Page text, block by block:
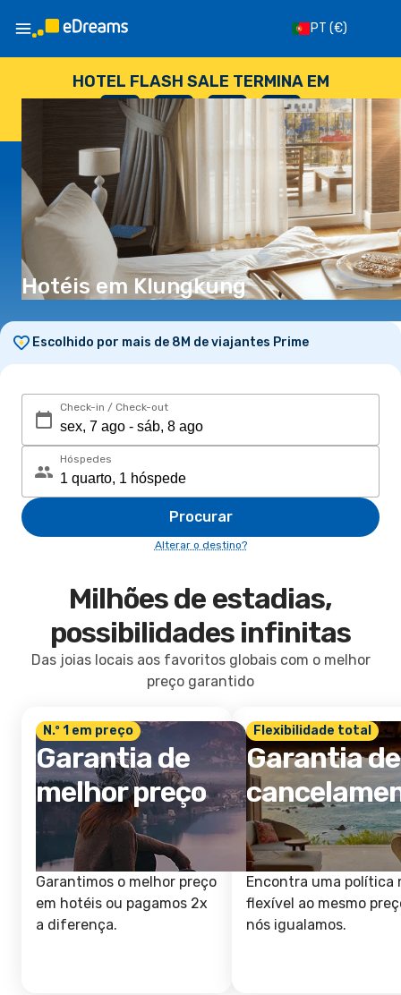
PT (€)
HOTEL FLASH SALE TERMINA EM
--
DIAS
: --
HORAS
: --
SEGUNDOS
Hotéis em Klungkung
Escolhido por mais de 8M de viajantes Prime
Check-in / Check-out
Hóspedes
Procurar
Alterar o destino?
Milhões de estadias,
possibilidades infinitas
Das joias locais aos favoritos globais com o melhor
preço garantido
N.º 1 em preço
Garantia de
melhor preço
Garantimos o melhor preço
em hotéis ou pagamos 2x
a diferença.
Flexibilidade total
Garantia de
Encontra uma política
flexível ao mesmo
nós igualamos.